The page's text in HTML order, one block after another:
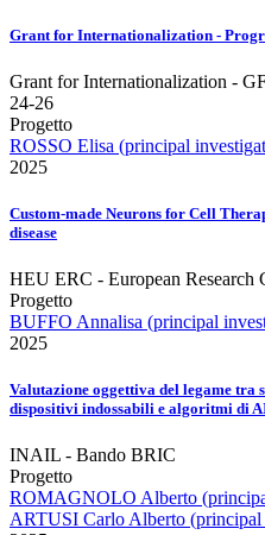
Grant for Internationalization -
Grant for Internationalization -
24-26
Progetto
ROSSO Elisa (principal
2025
Custom-made Neurons for Cell
disease
HEU ERC - European Research
Progetto
BUFFO Annalisa (principal
2025
Valutazione oggettiva del legame tra
dispositivi indossabili e algoritmi di
INAIL - Bando BRIC
Progetto
ROMAGNOLO Alberto
ARTUSI Carlo Alberto (principal